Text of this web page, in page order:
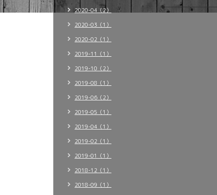
2020-04（2）
2020-03（1）
2020-02（1）
2019-11（1）
2019-10（2）
2019-08（1）
2019-06（2）
2019-05（1）
2019-04（1）
2019-02（1）
2019-01（1）
2018-12（1）
2018-09（1）